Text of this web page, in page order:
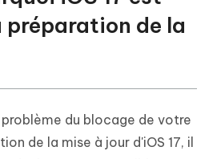
préparation de la
du blocage de votre
de la mise à jour d'iOS 17, il